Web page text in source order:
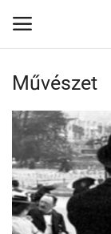
Belépés
Nyitólap
Aktuális
Kapcsolat
Művészet